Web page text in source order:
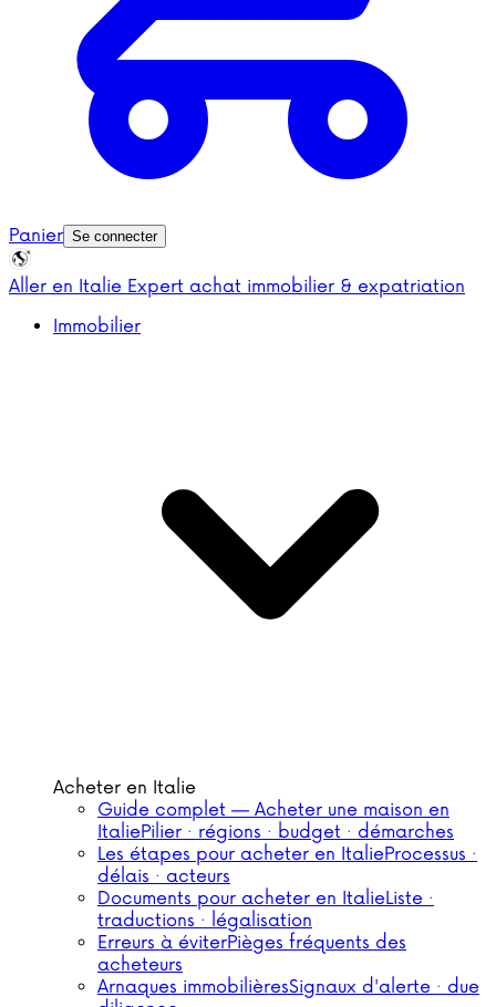
Panier Se connecter
Aller en Italie Expert achat immobilier & expatriation
Immobilier
Acheter en Italie
Guide complet — Acheter une maison en
ItaliePilier · régions · budget · démarches
Les étapes pour acheter en ItalieProcessus ·
délais · acteurs
Documents pour acheter en ItalieListe ·
traductions · légalisation
Erreurs à éviterPièges fréquents des
acheteurs
Arnaques immobilièresSignaux d'alerte · due